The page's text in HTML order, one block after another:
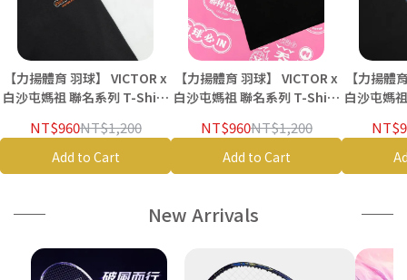
【力揚體育 羽球】 VICTOR x
白沙屯媽祖 聯名系列 T-Shirt
A/K 羽球衣 羽球服飾
NT$960NT$1,200
Add to Cart
【力揚體育 羽球】 VICTOR x
白沙屯媽祖 聯名系列 T-Shirt
球衣 羽球服飾
NT$960NT$1,200
Add to Cart
【力揚體
白沙屯媽祖
New Arrivals